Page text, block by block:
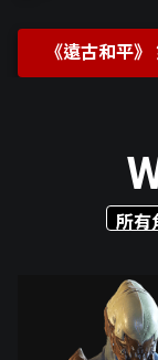
《遠古和平